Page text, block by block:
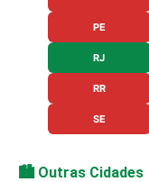
PE
RJ
RR
SE
🏙️ Outras Cidades